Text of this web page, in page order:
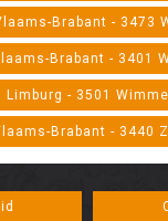
Brabant - 3473
Brabant - 3401
Limburg - 3501
Brabant - 3440